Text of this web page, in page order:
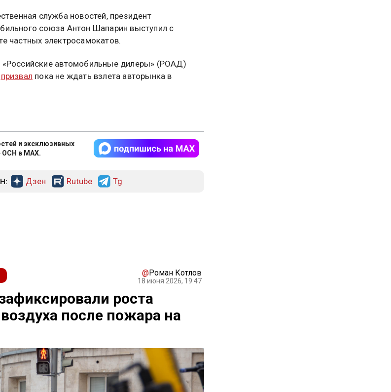
служба новостей, президент
союза Антон Шапарин выступил с
частных электросамокатов.
«Российские автомобильные дилеры» (РОАД)
призвал пока не ждать взлета авторынка в
и эксклюзивных
ОСН в MAX.
Дзен Rutube Tg
@Роман Котлов
18 июня 2026, 19:47
роста
после пожара на